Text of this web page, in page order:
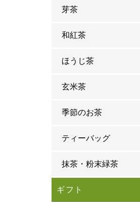
芽茶
和紅茶
ほうじ茶
玄米茶
季節のお茶
ティーバッグ
抹茶・粉末緑茶
ギフト